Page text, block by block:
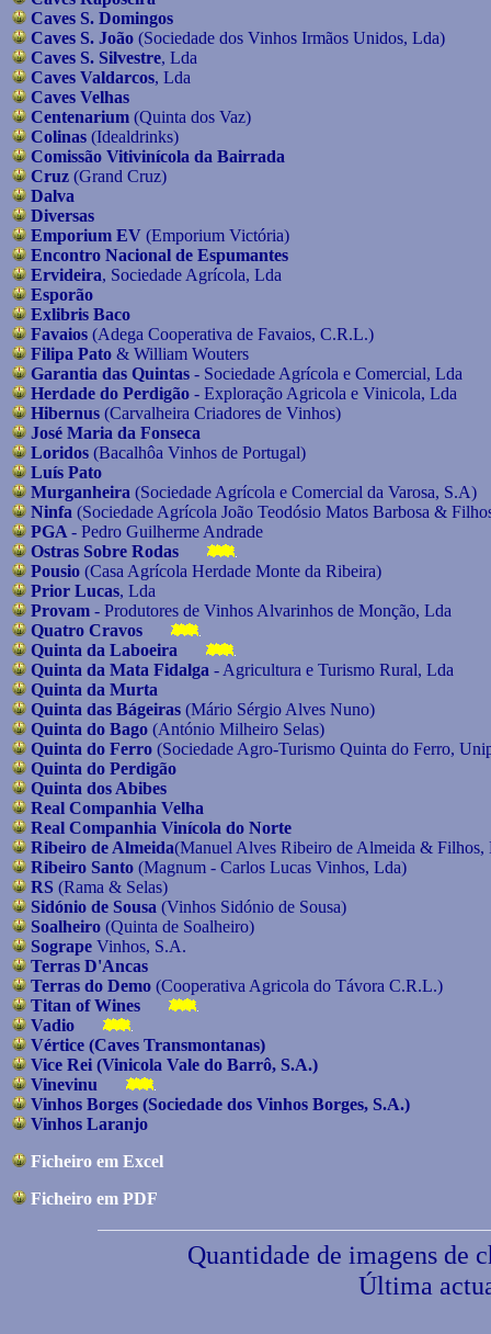
Caves S. Domingos
Caves S. João (Sociedade dos Vinhos Irmãos Unidos, Lda)
Caves S. Silvestre, Lda
Caves Valdarcos, Lda
Caves Velhas
Centenarium (Quinta dos Vaz)
Colinas (Idealdrinks)
Comissão Vitivinícola da Bairrada
Cruz (Grand Cruz)
Dalva
Diversas
Emporium EV (Emporium Victória)
Encontro Nacional de Espumantes
Ervideira, Sociedade Agrícola, Lda
Esporão
Exlibris Baco
Favaios (Adega Cooperativa de Favaios, C.R.L.)
Filipa Pato & William Wouters
Garantia das Quintas - Sociedade Agrícola e Comercial, Lda
Herdade do Perdigão - Exploração Agricola e Vinicola, Lda
Hibernus (Carvalheira Criadores de Vinhos)
José Maria da Fonseca
Loridos (Bacalhôa Vinhos de Portugal)
Luís Pato
Murganheira (Sociedade Agrícola e Comercial da Varosa, S.A)
Ninfa (Sociedade Agrícola João Teodósio Matos Barbosa &
PGA - Pedro Guilherme Andrade
Ostras Sobre Rodas
Pousio (Casa Agrícola Herdade Monte da Ribeira)
Prior Lucas, Lda
Provam - Produtores de Vinhos Alvarinhos de Monção, Lda
Quatro Cravos
Quinta da Laboeira
Quinta da Mata Fidalga - Agricultura e Turismo Rural, Lda
Quinta da Murta
Quinta das Bágeiras (Mário Sérgio Alves Nuno)
Quinta do Bago (António Milheiro Selas)
Quinta do Ferro (Sociedade Agro-Turismo Quinta do Ferro,
Quinta do Perdigão
Quinta dos Abibes
Real Companhia Velha
Real Companhia Vinícola do Norte
Ribeiro de Almeida(Manuel Alves Ribeiro de Almeida & Filhos,
Ribeiro Santo (Magnum - Carlos Lucas Vinhos, Lda)
RS (Rama & Selas)
Sidónio de Sousa (Vinhos Sidónio de Sousa)
Soalheiro (Quinta de Soalheiro)
Sogrape Vinhos, S.A.
Terras D'Ancas
Terras do Demo (Cooperativa Agricola do Távora C.R.L.)
Titan of Wines
Vadio
Vértice (Caves Transmontanas)
Vice Rei (Vinicola Vale do Barrô, S.A.)
Vinevinu
Vinhos Borges (Sociedade dos Vinhos Borges, S.A.)
Vinhos Laranjo
Ficheiro em Excel
Ficheiro em PDF
Quantidade de imagens de
Última